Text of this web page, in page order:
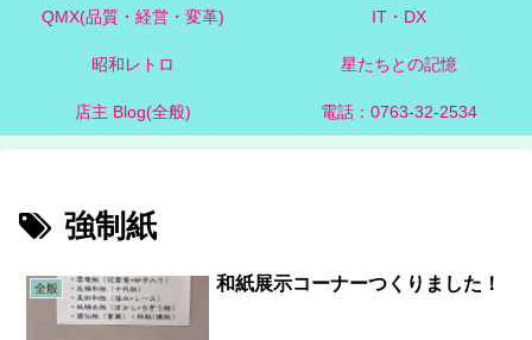
QMX(品質・経営・変革) IT・DX
昭和レトロ 星たちとの記憶
店主 Blog(全般) 電話：0763-32-2534
強制紙
全般 和紙展示コーナーつくりました！